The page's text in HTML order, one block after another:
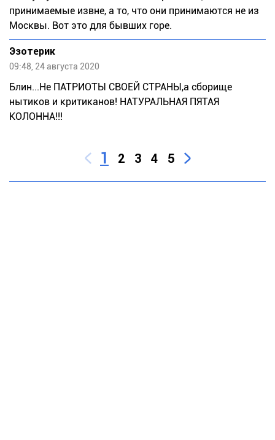
принимаемые извне, а то, что они принимаются не из
Москвы. Вот это для бывших горе.
Эзотерик
09:48, 24 августа 2020
Блин...Не ПАТРИОТЫ СВОЕЙ СТРАНЫ,а сборище
нытиков и критиканов! НАТУРАЛЬНАЯ ПЯТАЯ
КОЛОННА!!!
1 2 3 4 5